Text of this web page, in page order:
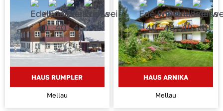
HAUS RUMPLER
Mellau
HAUS ARNIKA
Mellau